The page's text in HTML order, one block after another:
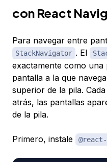
con React
Para navegar entre
StackNavigator . El
exactamente como una
pantalla a la que
superior de la pila.
atrás, las pantallas
de la pila.
Primero, instale